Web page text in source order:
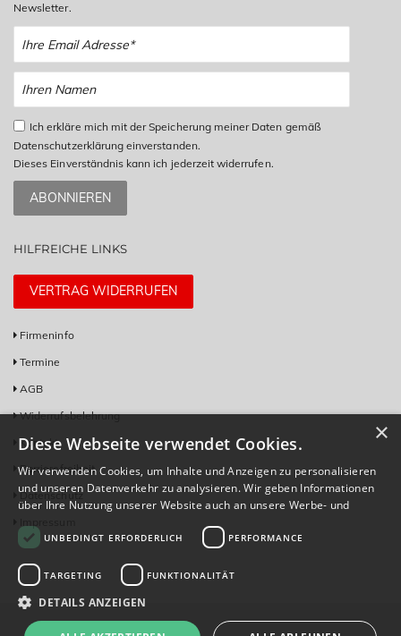
Newsletter.
Ich erkläre mich mit der Speicherung meiner Daten gemäß
Datenschutzerklärung einverstanden.
Dieses Einverständnis kann ich jederzeit widerrufen.
ABONNIEREN
HILFREICHE LINKS
VERTRAG WIDERRUFEN
Firmeninfo
Termine
AGB
Widerrufsbelehrung
Kontakt
Barrierefreiheit
Datenschutz
×
Diese Webseite verwendet Cookies.
Wir verwenden Cookies, um Inhalte und Anzeigen zu personalisieren
und unseren Datenverkehr zu analysieren. Wir geben Informationen
über Ihre Nutzung unserer Website auch an unsere Werbe- und
Informationen kombinieren, die Sie ihnen bereitgestellt haben oder
Datenschutzrichtlinie
UNBEDINGT ERFORDERLICH PERFORMANCE
TARGETING FUNKTIONALITÄT
DETAILS ANZEIGEN